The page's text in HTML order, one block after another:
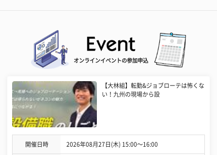
オンラインイベントの参加申込
【大林組】転勤&ジョブローテは怖くな
い！九州の現場から設
開催日時 2026年08月27日(木) 15:00〜16:00